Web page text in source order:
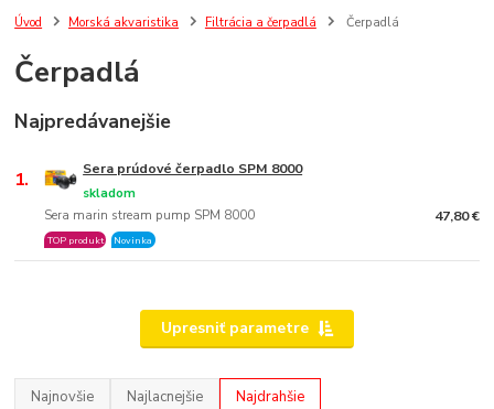
Úvod Morská akvaristika Filtrácia a čerpadlá Čerpadlá
Čerpadlá
Najpredávanejšie
1. Sera prúdové čerpadlo SPM 8000
Sera marin stream pump SPM 8000
skladom
TOP produkt Novinka
47,80 €
Upresniť parametre
Najnovšie Najlacnejšie Najdrahšie